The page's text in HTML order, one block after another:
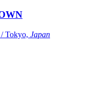
Tokyo, Japan